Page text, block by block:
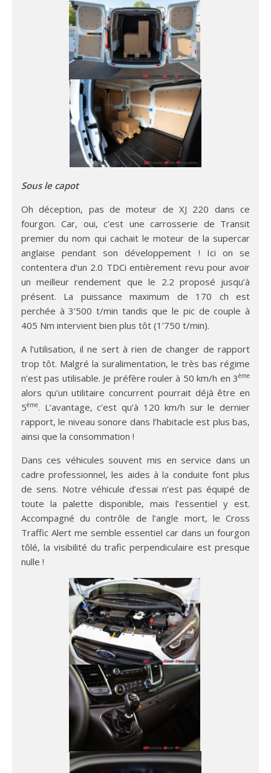
Sous le capot
Oh déception, pas de moteur de XJ 220 dans ce
fourgon. Car, oui, c’est une carrosserie de Transit
premier du nom qui cachait le moteur de la supercar
anglaise pendant son développement ! Ici on se
contentera d’un 2.0 TDCi entièrement revu pour avoir
un meilleur rendement que le 2.2 proposé jusqu’à
présent. La puissance maximum de 170 ch est
perchée à 3’500 t/min tandis que le pic de couple à
405 Nm intervient bien plus tôt (1’750 t/min).
A l’utilisation, il ne sert à rien de changer de rapport
trop tôt. Malgré la suralimentation, le très bas régime
n’est pas utilisable. Je préfère rouler à 50 km/h en 3ème
alors qu’un utilitaire concurrent pourrait déjà être en
5ème. L’avantage, c’est qu’à 120 km/h sur le dernier
rapport, le niveau sonore dans l’habitacle est plus bas,
ainsi que la consommation !
Dans ces véhicules souvent mis en service dans un
cadre professionnel, les aides à la conduite font plus
de sens. Notre véhicule d’essai n’est pas équipé de
toute la palette disponible, mais l’essentiel y est.
Accompagné du contrôle de l’angle mort, le Cross
Traffic Alert me semble essentiel car dans un fourgon
tôlé, la visibilité du trafic perpendiculaire est presque
nulle !